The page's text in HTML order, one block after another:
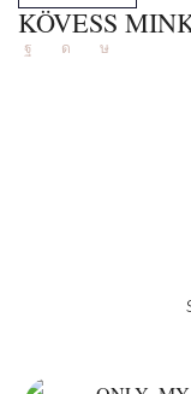
KÖVESS
FacebookInstagram
Tik-